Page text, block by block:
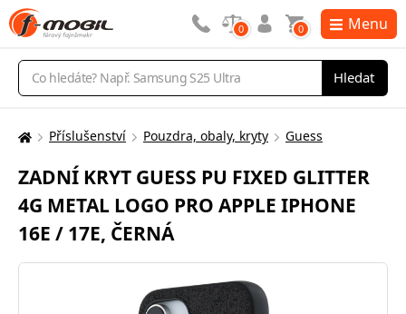
Vyhledávání
Hledat
0 0 Menu
Zde
nacházíte:
Příslušenství Pouzdra, obaly, kryty Guess
ZADNÍ KRYT GUESS PU FIXED GLITTER
4G METAL LOGO PRO APPLE IPHONE
16E / 17E, ČERNÁ